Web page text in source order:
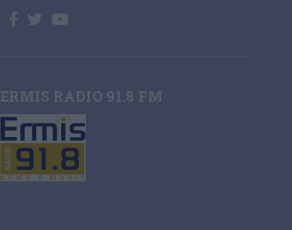
ERMIS RADIO 91.8 FM